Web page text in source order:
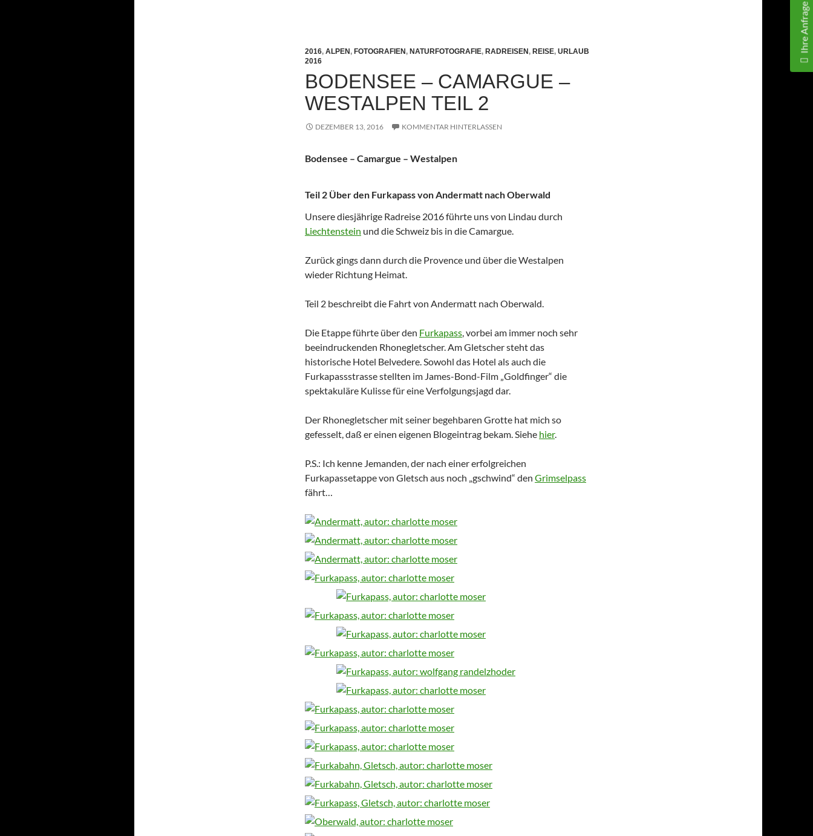
2016, ALPEN , FOTOGRAFIEN , NATURFOTOGRAFIE, RADREISEN , REISE, URLAUB
2016
BODENSEE – CAMARGUE –
WESTALPEN TEIL 2
DEZEMBER 13, 2016 KOMMENTAR HINTERLASSEN
Bodensee – Camargue – Westalpen
Teil 2 Über den Furkapass von Andermatt nach Oberwald
Unsere diesjährige Radreise 2016 führte uns von Lindau durch
Liechtenstein und die Schweiz bis in die Camargue.
Zurück gings dann durch die Provence und über die Westalpen
wieder Richtung Heimat.
Teil 2 beschreibt die Fahrt von Andermatt nach Oberwald.
Die Etappe führte über den Furkapass, vorbei am immer noch sehr
beeindruckenden Rhonegletscher. Am Gletscher steht das
historische Hotel Belvedere. Sowohl das Hotel als auch die
Furkapassstrasse stellten im James-Bond-Film „Goldfinger“ die
spektakuläre Kulisse für eine Verfolgungsjagd dar.
Der Rhonegletscher mit seiner begehbaren Grotte hat mich so
gefesselt, daß er einen eigenen Blogeintrag bekam. Siehe hier.
P.S.: Ich kenne Jemanden, der nach einer erfolgreichen
Furkapassetappe von Gletsch aus noch „gschwind“ den Grimselpass
fährt…
Ihre Anfrage